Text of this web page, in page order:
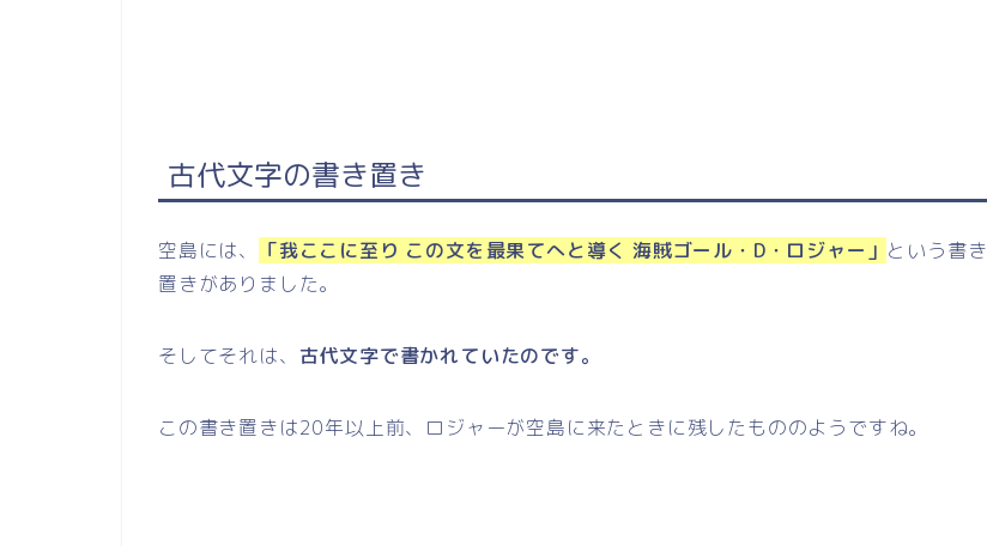
古代文字の書き置き
空島には、 「我ここに至り この文を最果てへと導く 海賊ゴール・D・ロジャー」 という書き
置きがありました。
そしてそれは、 古代文字で書かれていたのです。
この書き置きは20年以上前、ロジャーが空島に来たときに残したもののようですね。